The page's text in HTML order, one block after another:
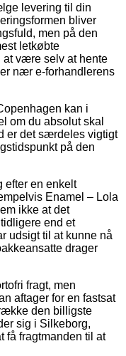
levering til din
bliver
men på den
letkøbte
at være selv at hente
nær e-forhandlerens
kan i
du absolut skal
er det særdeles vigtigt
på den
efter en enkelt
Enamel – Lola
ikke at det
end et
udsigt til at kunne nå
drager
fragt, men
aftager for en fastsat
den billigste
sig i Silkeborg,
få fragtmanden til at